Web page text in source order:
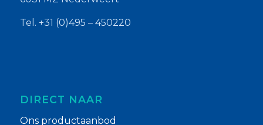
Tel. +31 (0)495 – 450220
DIRECT NAAR
Ons productaanbod